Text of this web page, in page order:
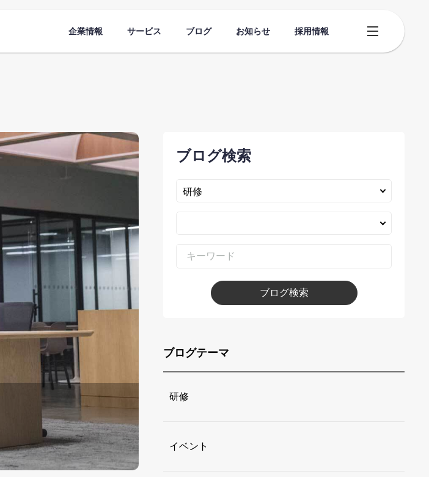
企業情報 サービス ブログ お知らせ 採用情報
ブログ検索
ブログ検索
ブログテーマ
研修
イベント